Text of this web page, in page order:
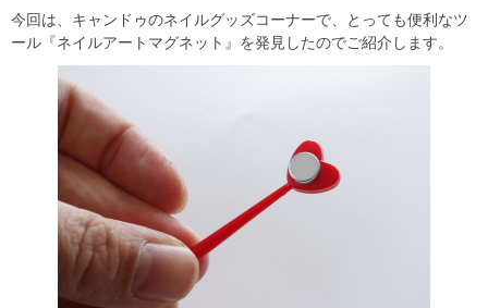
今回は、キャンドゥのネイルグッズコーナーで、とっても便利なツ
ール『ネイルアートマグネット』を発見したのでご紹介します。